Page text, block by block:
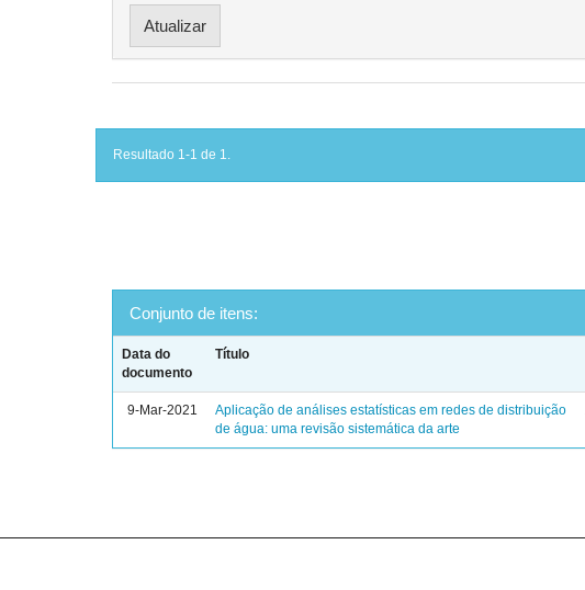
Resultado 1-1 de 1.
Conjunto de itens:
Data do
documento
Título
9-Mar-2021
Aplicação de análises estatísticas em redes de distribuição
de água: uma revisão sistemática da arte